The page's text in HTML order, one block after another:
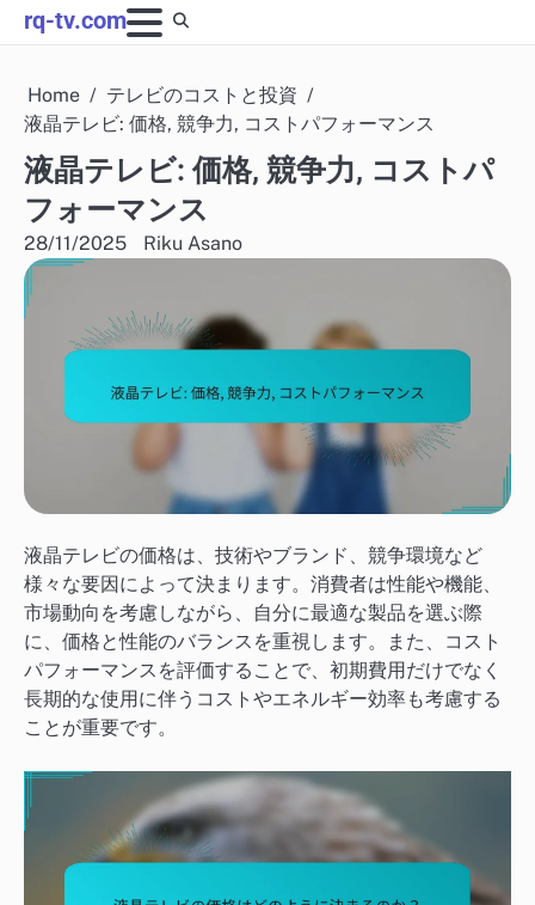
Skip
to
rq-tv.com
Home
テレビのコストと投資
液晶テレビ: 価格, 競争力, コストパフォーマンス
液晶テレビ: 価格, 競争力, コストパ
フォーマンス
28/11/2025 Riku Asano
液晶テレビの価格は、技術やブランド、競争環境など
様々な要因によって決まります。消費者は性能や機能、
市場動向を考慮しながら、自分に最適な製品を選ぶ際
に、価格と性能のバランスを重視します。また、コスト
パフォーマンスを評価することで、初期費用だけでなく
長期的な使用に伴うコストやエネルギー効率も考慮する
ことが重要です。